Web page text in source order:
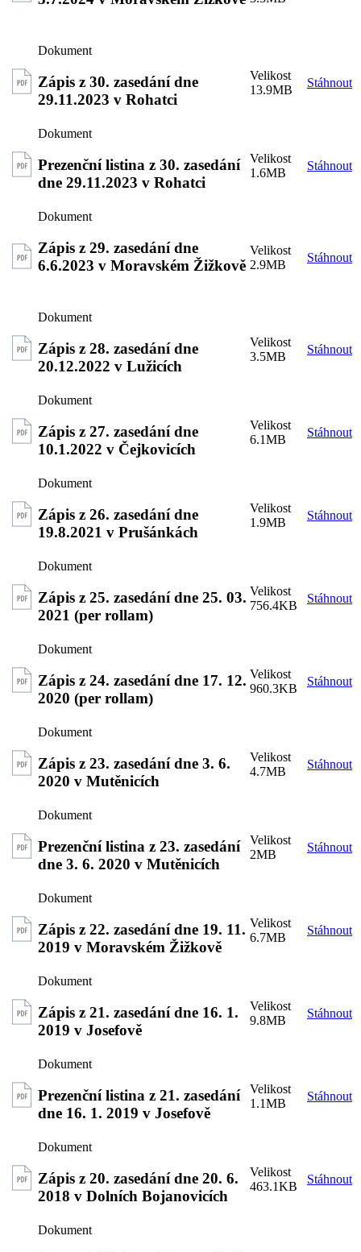
Zápis z 30. zasedání dne
29.11.2023 v Rohatci
13.9MB
Stáhnout
Prezenční listina z 30. zasedání
dne 29.11.2023 v Rohatci
1.6MB
Stáhnout
Zápis z 29. zasedání dne
6.6.2023 v Moravském Žižkově 2.9MB
Stáhnout
Zápis z 28. zasedání dne
20.12.2022 v Lužicích
3.5MB
Stáhnout
Zápis z 27. zasedání dne
10.1.2022 v Čejkovicích
6.1MB
Stáhnout
Zápis z 26. zasedání dne
19.8.2021 v Prušánkách
1.9MB
Stáhnout
Zápis z 25. zasedání dne 25. 03.
2021 (per rollam)
756.4KB
Stáhnout
Zápis z 24. zasedání dne 17. 12.
2020 (per rollam)
960.3KB
Stáhnout
Zápis z 23. zasedání dne 3. 6.
2020 v Mutěnicích
4.7MB
Stáhnout
Prezenční listina z 23. zasedání
dne 3. 6. 2020 v Mutěnicích
2MB
Stáhnout
Zápis z 22. zasedání dne 19. 11.
2019 v Moravském Žižkově
6.7MB
Stáhnout
Zápis z 21. zasedání dne 16. 1.
2019 v Josefově
9.8MB
Stáhnout
Prezenční listina z 21. zasedání
dne 16. 1. 2019 v Josefově
1.1MB
Stáhnout
Zápis z 20. zasedání dne 20. 6.
2018 v Dolních Bojanovicích
463.1KB
Stáhnout